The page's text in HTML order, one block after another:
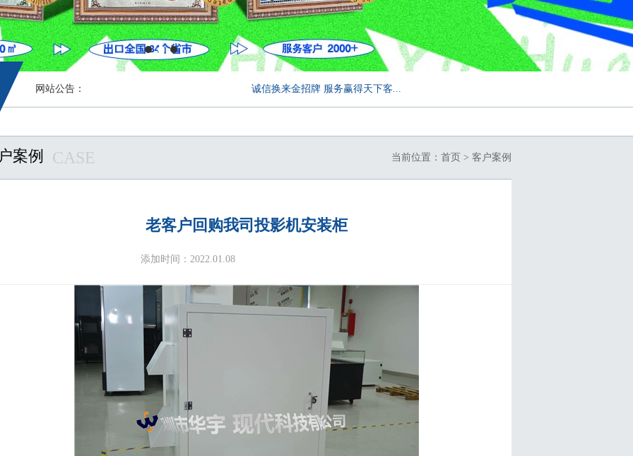
网站公告： 诚信换来金招牌 服务赢得天下客...
案例 CASE 当前位置： 首页 > 客户案例
老客户回购我司投影机安装柜
添加时间：2022.01.08